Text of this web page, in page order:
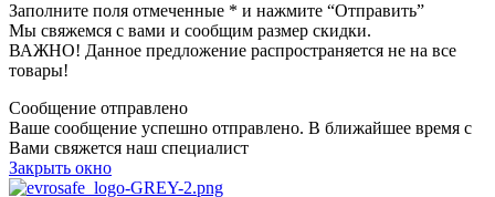
Заполните поля отмеченные * и нажмите “Отправить”
Мы свяжемся с вами и сообщим размер скидки.
ВАЖНО! Данное предложение распространяется не на все
товары!
Сообщение отправлено
Ваше сообщение успешно отправлено. В ближайшее время с
Вами свяжется наш специалист
Закрыть окно